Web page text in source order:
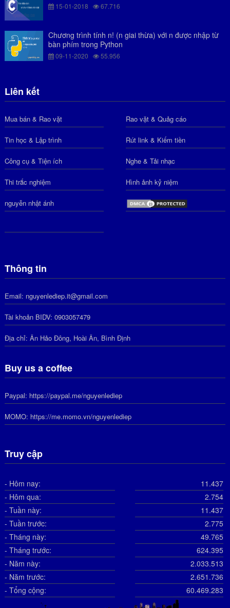
15-01-2018 67.716
Chương trình tính n! (n giai thừa) với n được nhập từ
bàn phím trong Python
09-11-2020 55.956
Liên kết
Mua bán & Rao vặt Rao vặt & Quảg cáo
Tin học & Lập trình Rút link & Kiếm tiền
Công cụ & Tiện ích Nghe & Tải nhạc
Thi trắc nghiệm Hình ảnh kỷ niệm
nguyễn nhật ánh
Thông tin
Email: nguyenlediep.it@gmail.com
Tài khoản BIDV: 0903057479
Địa chỉ: Ân Hảo Đông, Hoài Ân, Bình Định
Buy us a coffee
Paypal: https://paypal.me/nguyenlediep
MOMO: https://me.momo.vn/nguyenlediep
Truy cập
- Hôm nay:
11.437
- Hôm qua:
2.754
- Tuần này:
11.437
- Tuần trước:
2.775
- Tháng này:
49.765
- Tháng trước:
624.395
- Năm này:
2.033.513
- Năm trước:
2.651.736
- Tổng cộng:
60.469.283